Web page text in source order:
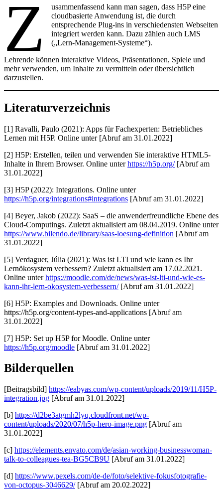
Z
usammenfassend kann man sagen, dass H5P eine
cloudbasierte Anwendung ist, die durch
entsprechende Plug-ins in verschiedensten Webseiten
integriert werden kann. Dazu zählen auch LMS
(„Lern-Management-Systeme“).
Lehrende können interaktive Videos, Präsentationen, Spiele und
mehr verwenden, um Inhalte zu vermitteln oder übersichtlich
darzustellen.
Literaturverzeichnis
[1] Ravalli, Paulo (2021): Apps für Fachexperten: Betriebliches
Lernen mit H5P. Online unter [Abruf am 31.01.2022]
[2] H5P: Erstellen, teilen und verwenden Sie interaktive HTML5-
Inhalte in Ihrem Browser. Online unterhttps://h5p.org/[Abruf am
31.01.2022]
[3] H5P (2022): Integrations. Online unter
https://h5p.org/integrations#integrations [Abruf am 31.01.2022]
[4] Beyer, Jakob (2022): SaaS – die anwenderfreundliche Ebene des
Cloud-Computings. Zuletzt aktualisiert am 08.04.2019. Online unter
https://www.bilendo.de/library/saas-loesung-definition [Abruf am
31.01.2022]
[5] Verdaguer, Júlia (2021): Was ist LTI und wie kann es Ihr
Lernökosystem verbessern? Zuletzt aktualisiert am 17.02.2021.
Online unterhttps://moodle.com/de/news/was-ist-lti-und-wie-es-
kann-ihr-lern-okosystem-verbessern/[Abruf am 31.01.2022]
[6] H5P: Examples and Downloads. Online unter
https://h5p.org/content-types-and-applications [Abruf am
31.01.2022]
[7] H5P: Set up H5P for Moodle. Online unter
https://h5p.org/moodle [Abruf am 31.01.2022]
Bilderquellen
[Beitragsbild] https://eabyas.com/wp-content/uploads/2019/11/H5P-
integration.jpg [Abruf am 31.01.2022]
[b] https://d2be3atgmh2lyq.cloudfront.net/wp-
content/uploads/2020/07/h5p-hero-image.png [Abruf am
31.01.2022]
[c] https://elements.envato.com/de/asian-working-businesswoman-
talk-to-colleagues-tea-BG5CB9U [Abruf am 31.01.2022]
[d] https://www.pexels.com/de-de/foto/selektive-fokusfotografie-
von-octopus-3046629/[Abruf am 20.02.2022]